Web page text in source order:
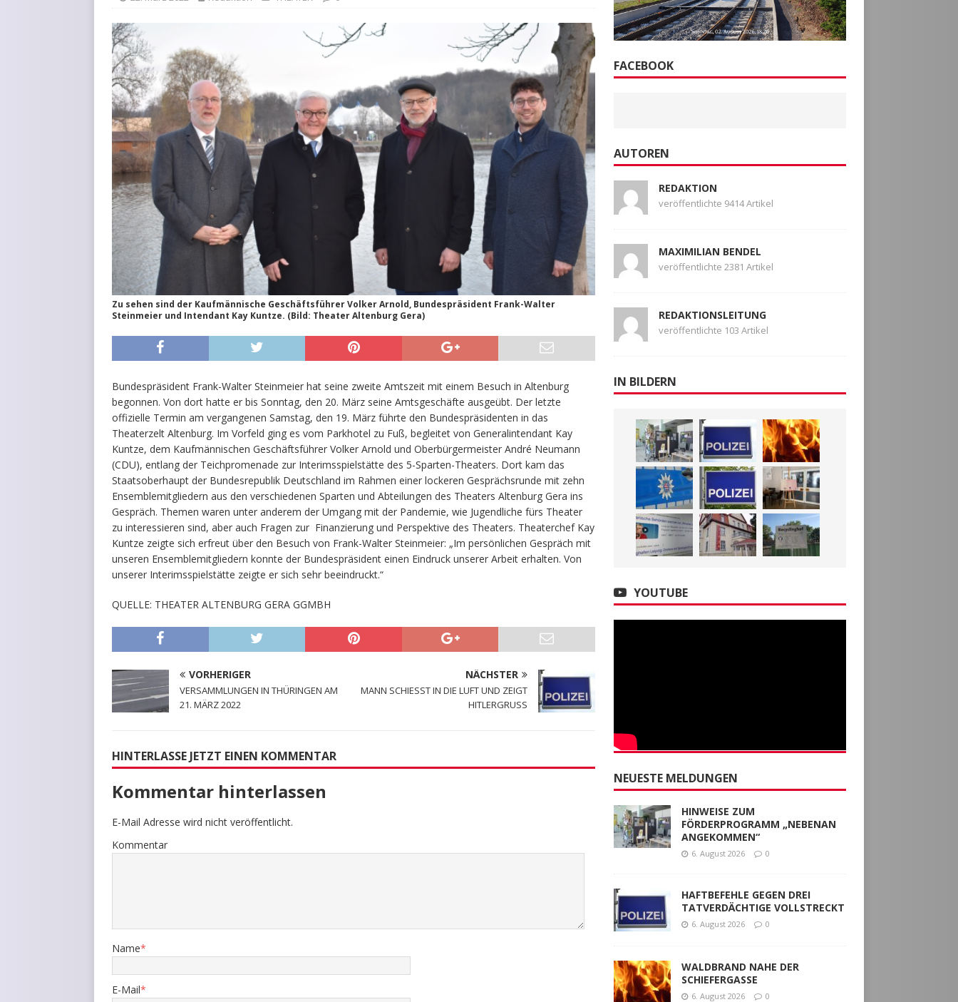
Zu sehen sind der Kaufmännische Geschäftsführer Volker Arnold, Bundespräsident Frank-Walter
Steinmeier und Intendant Kay Kuntze. (Bild: Theater Altenburg Gera)
Bundespräsident Frank-Walter Steinmeier hat seine zweite Amtszeit mit einem Besuch in Altenburg
begonnen. Von dort hatte er bis Sonntag, den 20. März seine Amtsgeschäfte ausgeübt. Der letzte
offizielle Termin am vergangenen Samstag, den 19. März führte den Bundespräsidenten in das
Theaterzelt Altenburg. Im Vorfeld ging es vom Parkhotel zu Fuß, begleitet von Generalintendant Kay
Kuntze, dem Kaufmännischen Geschäftsführer Volker Arnold und Oberbürgermeister André Neumann
(CDU), entlang der Teichpromenade zur Interimsspielstätte des 5-Sparten-Theaters. Dort kam das
Staatsoberhaupt der Bundesrepublik Deutschland im Rahmen einer lockeren Gesprächsrunde mit zehn
Ensemblemitgliedern aus den verschiedenen Sparten und Abteilungen des Theaters Altenburg Gera ins
Gespräch. Themen waren unter anderem der Umgang mit der Pandemie, wie Jugendliche fürs Theater
zu interessieren sind, aber auch Fragen zur Finanzierung und Perspektive des Theaters. Theaterchef Kay
Kuntze zeigte sich erfreut über den Besuch von Frank-Walter Steinmeier: „Im persönlichen Gespräch mit
unseren Ensemblemitgliedern konnte der Bundespräsident einen Eindruck unserer Arbeit erhalten. Von
unserer Interimsspielstätte zeigte er sich sehr beeindruckt.“
QUELLE: THEATER ALTENBURG GERA GGMBH
VORHERIGER
VERSAMMLUNGEN IN THÜRINGEN AM
21. MÄRZ 2022
NÄCHSTER
MANN SCHIESST IN DIE LUFT UND ZEIGT
HITLERGRUSS
HINTERLASSE JETZT EINEN KOMMENTAR
Kommentar hinterlassen
E-Mail Adresse wird nicht veröffentlicht.
Kommentar
Name*
E-Mail*
FACEBOOK
AUTOREN
REDAKTION
veröffentlichte 9414 Artikel
MAXIMILIAN BENDEL
veröffentlichte 2381 Artikel
REDAKTIONSLEITUNG
veröffentlichte 103 Artikel
IN BILDERN
YOUTUBE
NEUESTE MELDUNGEN
HINWEISE ZUM
FÖRDERPROGRAMM „NEBENAN
ANGEKOMMEN“
6. August 2026 0
HAFTBEFEHLE GEGEN DREI
TATVERDÄCHTIGE VOLLSTRECKT
6. August 2026 0
WALDBRAND NAHE DER
SCHIEFERGASSE
6. August 2026 0